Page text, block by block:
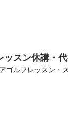
スン休講・
ゴルフレッスン・